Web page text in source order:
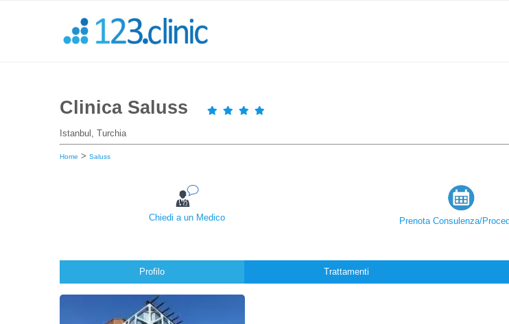
Clinica Saluss
Istanbul, Turchia
Home > Saluss
Chiedi a un Medico Prenota Consulenza/
Profilo Trattamenti